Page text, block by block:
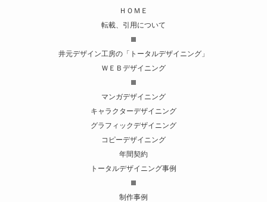
ＨＯＭＥ
転載、引用について
井元デザイン工房の「トータルデザイニング」
ＷＥＢデザイニング
マンガデザイニング
キャラクターデザイニング
グラフィックデザイニング
コピーデザイニング
年間契約
トータルデザイニング事例
制作事例